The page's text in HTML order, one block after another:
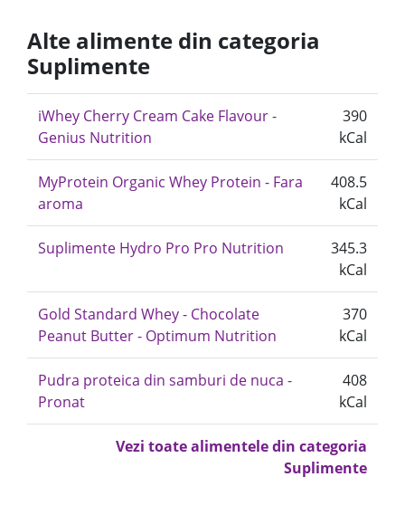
Alte alimente din categoria
Suplimente
iWhey Cherry Cream Cake Flavour -
Genius Nutrition
390
kCal
MyProtein Organic Whey Protein - Fara
aroma
408.5
kCal
Suplimente Hydro Pro Pro Nutrition
345.3
kCal
Gold Standard Whey - Chocolate
Peanut Butter - Optimum Nutrition
370
kCal
Pudra proteica din samburi de nuca -
Pronat
408
kCal
Vezi toate alimentele din categoria
Suplimente